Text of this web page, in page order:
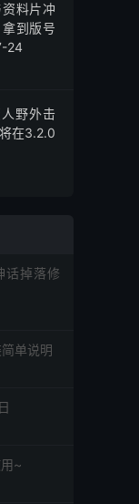
资料片冲
到版号
24
野外击
在3.2.0
话掉落修
单说明
~